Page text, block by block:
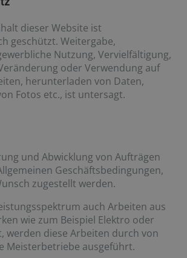
dieser Website ist
geschützt. Weitergabe,
Nutzung, Vervielfältigung,
oder Verwendung auf
herunterladen von Daten,
Fotos etc., ist untersagt.
und Abwicklung von Aufträgen
Geschäftsbedingungen,
zugestellt werden.
auch Arbeiten aus
wie zum Beispiel Elektro oder
werden diese Arbeiten durch von
Meisterbetriebe ausgeführt.